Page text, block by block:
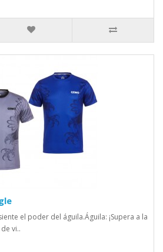
el poder del águila.Águila: ¡Supera a la
vi..